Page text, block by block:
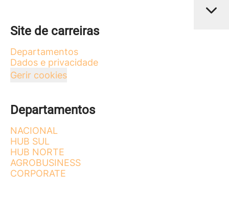
Site de carreiras
Departamentos
Dados e privacidade
Gerir cookies
Departamentos
NACIONAL
HUB SUL
HUB NORTE
AGROBUSINESS
CORPORATE